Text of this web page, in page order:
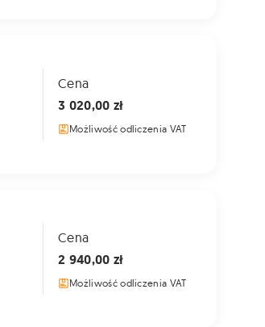
Cena
3 020,00 zł
Możliwość odliczenia VAT
Cena
2 940,00 zł
Możliwość odliczenia VAT